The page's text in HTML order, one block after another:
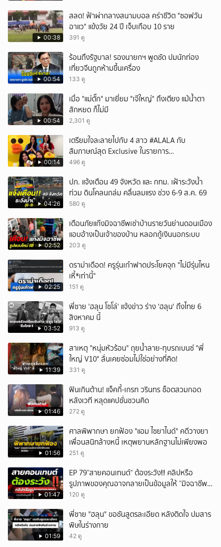
00:38
สลด! ฟ้าผ่ากลางสนามบอล คร่าชีวิต "ซอฟวัน
อาแว" แข้งวัย 24 ปี เจ็บเกือบ 10 ราย
391 ดู
00:54
ร้อนถึงรัฐบาล! รองนายกฯ พูดชัด ปมนักท่อง
เที่ยวจีนถูกห้ามขึ้นเครื่อง
133 ดู
00:54
เมื่อ "แม่ตั๊ก" มาเยี่ยม "เจ๊ใหญ่" ถึงเตียง แม้น้ำตา
สักหยด ก็ไม่มี
2,301 ดู
00:14
เตรียมใจละลายไปกับ 4 สาว #ALALA กับ
สัมภาษณ์สุด Exclusive ในรายการ
#POPCORNER เร็ว ๆ นี้ที่ #LINETODAYPOP
496 ดู
04:26
ปภ. แจ้งเตือน 49 จังหวัด และ กทม. เฝ้าระวังน้ำ
ท่วม ดินโคลนถล่ม คลื่นลมแรง ช่วง 6-9 ส.ค. 69
580 ดู
02:52
เตือนภัยแก๊งมิจฉาชีพเช่าบ้านรายวันย่านดอนเมือง
แอบอ้างเป็นเจ้าของบ้าน หลอกกู้เงินนอกระบบ
203 ดู
02:25
ดราม่าเดือด! ครูรุ่นเก๋าฟาดประโยคจุก "ไม่มีรุ่นไหน
เหี้*เท่านี้"
151 ดู
03:52
พี่ชาย 'ฮลุน โซโล่' แจ้งข่าว ร่าง 'ฮลุน' ถึงไทย 6
สิงหาคม นี้
913 ดู
11:39
สาเหตุ "หนุ่มหัวร้อน" ถุยน้ำลาย-ทุบรถเบนซ์ "พี่
ใหญ่ V10" ลั่นเคยซ่อมไม่ใช่อย่างที่คิด!
331 ดู
01:46
ฟินเกินต้าน! แจ็คกี้-เกรท วรินทร ช็อตสวมกอด
หลังเวที หลุดแคปชั่นชวนคิด
272 ดู
01:56
ศาลพิพากษา ยกฟ้อง "แอม ไซยาไนด์" คดีวางยา
เพื่อนสนิทล้างหนี้ เหตุพยานหลักฐานไม่เพียงพอ
251 ดู
01:47
EP 79”สายคอนเทนต์“ ต้องระวัง‼️ คลิปหรือ
รูปภาพของคุณอาจกลายเป็นข้อมูลให้ ”มิจฉาชีพ“
นำไปใช้ได้
120 ดู
01:59
พี่ชาย "ฮลุน" ขอชันสูตรละเอียด หลังติดใจ ปมสาร
พิษในร่างกาย
42 ดู